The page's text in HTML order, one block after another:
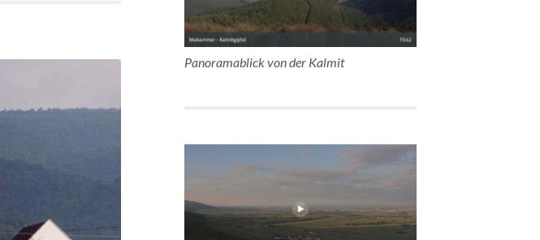
Panoramablick von der Kalmit